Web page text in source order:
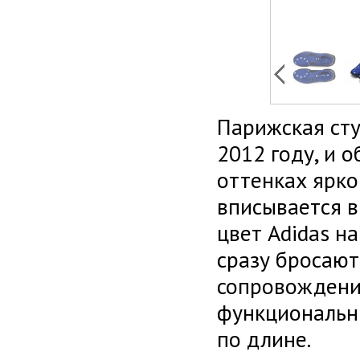
Парижская
2012 году, и
оттенках
вписывается
цвет Adidas
сразу
по длине.